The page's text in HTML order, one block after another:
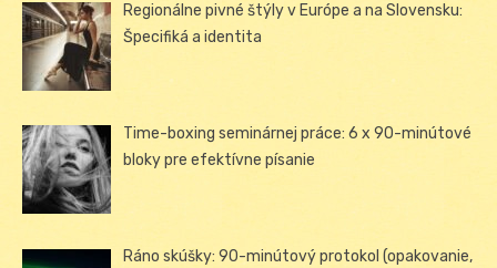
Regionálne pivné štýly v Európe a na Slovensku:
Špecifiká a identita
Time-boxing seminárnej práce: 6 x 90-minútové
bloky pre efektívne písanie
Ráno skúšky: 90-minútový protokol (opakovanie,